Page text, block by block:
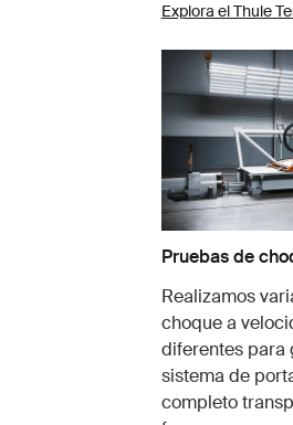
Explora el Thule
Pruebas de
Realizamos
choque a
diferentes para
sistema de
completo